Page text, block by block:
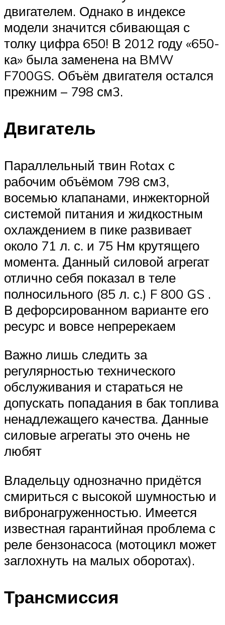
двигателем. Однако в индексе
модели значится сбивающая с
толку цифра 650! В 2012 году «650-
ка» была заменена на BMW
F700GS. Объём двигателя остался
прежним – 798 см3.
Двигатель
Параллельный твин Rotax с
рабочим объёмом 798 см3,
восемью клапанами, инжекторной
системой питания и жидкостным
охлаждением в пике развивает
около 71 л. с. и 75 Нм крутящего
момента. Данный силовой агрегат
отлично себя показал в теле
полносильного (85 л. с.) F 800 GS .
В дефорсированном варианте его
ресурс и вовсе непререкаем
Важно лишь следить за
регулярностью технического
обслуживания и стараться не
допускать попадания в бак топлива
ненадлежащего качества. Данные
силовые агрегаты это очень не
любят
Владельцу однозначно придётся
смириться с высокой шумностью и
вибронагруженностью. Имеется
известная гарантийная проблема с
реле бензонасоса (мотоцикл может
заглохнуть на малых оборотах).
Трансмиссия